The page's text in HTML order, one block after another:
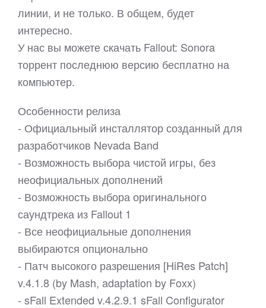
линии, и не только. В общем, будет
интересно.
У нас вы можете скачать Fallout: Sonora
торрент последнюю версию бесплатно на
компьютер.
Особенности релиза
- Официальный инсталлятор созданный для
разработчиков Nevada Band
- Возможность выбора чистой игры, без
неофициальных дополнений
- Возможность выбора оригинального
саундтрека из Fallout 1
- Все неофициальные дополнения
выбираются опционально
- Патч высокого разрешения [HiRes Patch]
v.4.1.8 (by Mash, adaptation by Foxx)
- sFall Extended v.4.2.9.1 sFall Configurator